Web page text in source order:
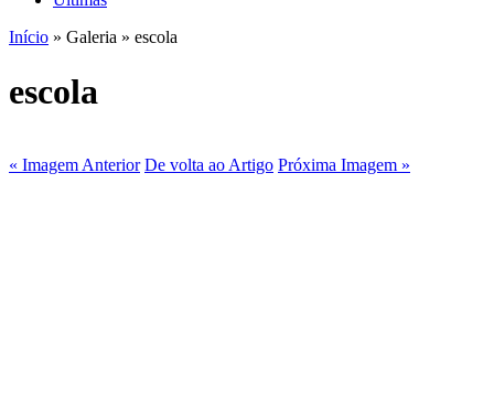
Início » Galeria » escola
escola
« Imagem Anterior De volta ao Artigo Próxima Imagem »